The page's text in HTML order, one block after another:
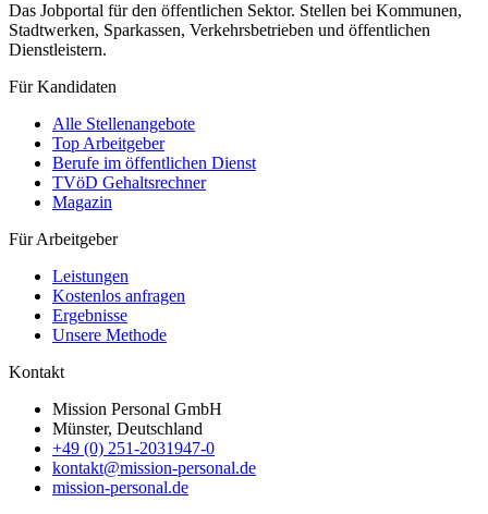
Das Jobportal für den öffentlichen Sektor. Stellen bei Kommunen,
Stadtwerken, Sparkassen, Verkehrsbetrieben und öffentlichen
Dienstleistern.
Für Kandidaten
Alle Stellenangebote
Top Arbeitgeber
Berufe im öffentlichen Dienst
TVöD Gehaltsrechner
Magazin
Für Arbeitgeber
Leistungen
Kostenlos anfragen
Ergebnisse
Unsere Methode
Kontakt
Mission Personal GmbH
Münster, Deutschland
+49 (0) 251-2031947-0
kontakt@mission-personal.de
mission-personal.de